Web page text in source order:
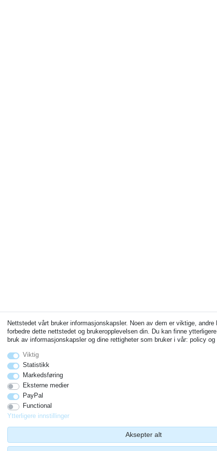
Nettstedet vårt bruker informasjonskapsler. Noen av dem er viktige, andre
forbedre dette nettstedet og brukeropplevelsen din. Du kan finne
bruk av informasjonskapsler og dine rettigheter som bruker i vår: policy
Viktig
Statistikk
Markedsføring
Eksterne medier
PayPal
Functional
Ytterligere innstillinger
Aksepter alt